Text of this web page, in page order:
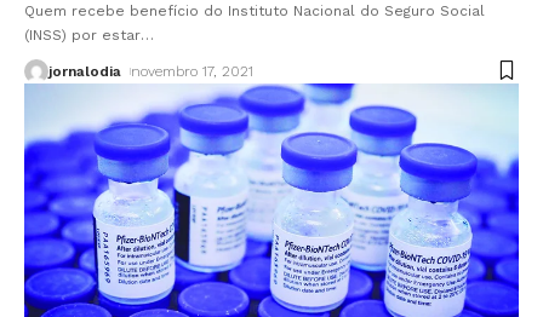
Quem recebe benefício do Instituto Nacional do Seguro Social
(INSS) por estar…
jornalodia novembro 17, 2021